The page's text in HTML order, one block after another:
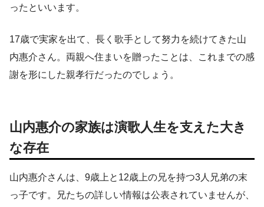
ったといいます。
17歳で実家を出て、長く歌手として努力を続けてきた山
内惠介さん。両親へ住まいを贈ったことは、これまでの感
謝を形にした親孝行だったのでしょう。
山内惠介の家族は演歌人生を支えた大き
な存在
山内惠介さんは、9歳上と12歳上の兄を持つ3人兄弟の末
っ子です。兄たちの詳しい情報は公表されていませんが、